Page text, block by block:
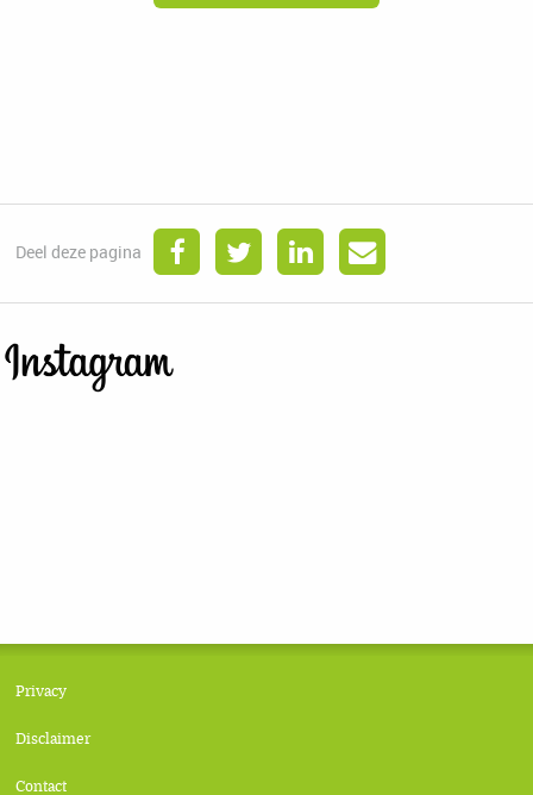
Deel deze pagina
Privacy
Disclaimer
Contact